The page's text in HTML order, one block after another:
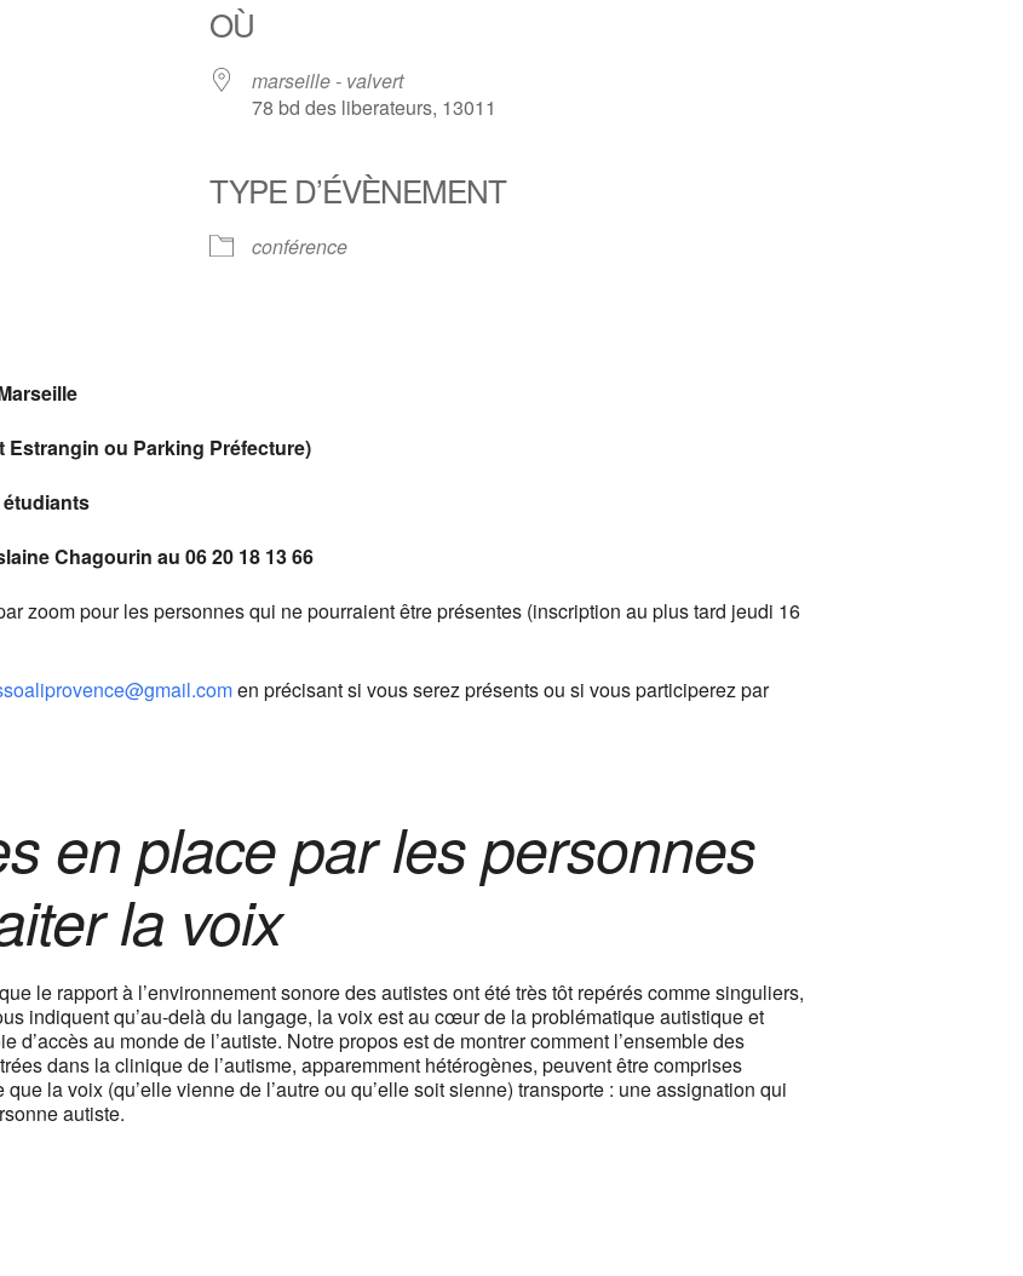
OÙ
marseille - valvert
78 bd des liberateurs, 13011
TYPE D’ÉVÈNEMENT
conférence
Estrangin ou Parking Préfecture)
Chagourin au 06 20 18 13 66
zoom pour les personnes qui ne pourraient être présentes (inscription au plus tard jeudi 16
en précisant si vous serez présents ou si vous participerez par
en place par les personnes
la voix
le rapport à l’environnement sonore des autistes ont été très tôt repérés comme singuliers,
indiquent qu’au-delà du langage, la voix est au cœur de la problématique autistique et
au monde de l’autiste. Notre propos est de montrer comment l’ensemble des
dans la clinique de l’autisme, apparemment hétérogènes, peuvent être comprises
la voix (qu’elle vienne de l’autre ou qu’elle soit sienne) transporte : une assignation qui
autiste.